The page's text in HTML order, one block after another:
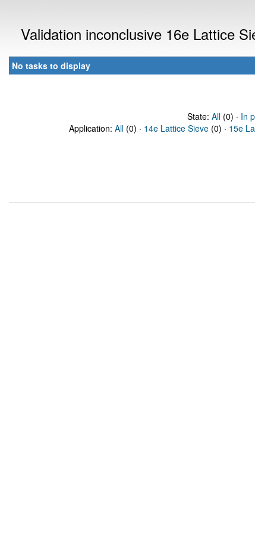
Validation inconclusive 16e Lattice
No tasks to display
State: All(0) · In
Application: All (0) · 14e Lattice Sieve (0) · 15e